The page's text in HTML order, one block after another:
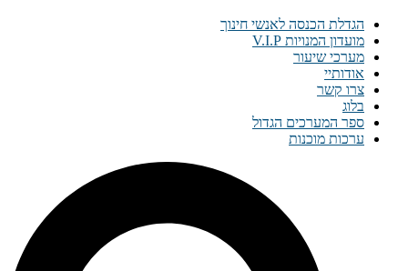
הגדלת הכנסה לאנשי חינוך
מועדון המנויות V.I.P
מערכי שיעור
אודותיי
צרו קשר
בלוג
ספר המערכים הגדול
ערכות מוכנות